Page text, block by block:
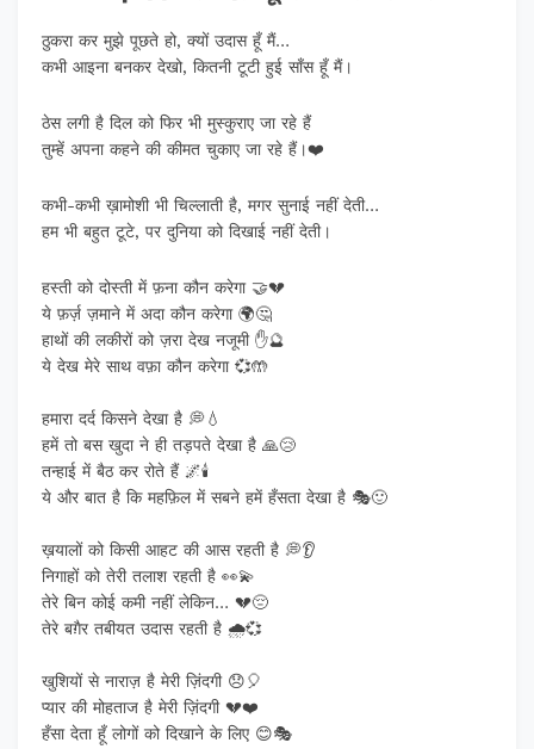
ठुकरा कर मुझे पूछते हो, क्यों उदास हूँ मैं…
कभी आइना बनकर देखो, कितनी टूटी हुई साँस हूँ मैं।
ठेस लगी है दिल को फिर भी मुस्कुराए जा रहे हैं
तुम्हें अपना कहने की कीमत चुकाए जा रहे हैं।❤️
कभी-कभी ख़ामोशी भी चिल्लाती है, मगर सुनाई नहीं देती…
हम भी बहुत टूटे, पर दुनिया को दिखाई नहीं देती।
हस्ती को दोस्ती में फ़ना कौन करेगा 🤝💔
ये फ़र्ज़ ज़माने में अदा कौन करेगा 🌍🤔
हाथों की लकीरों को ज़रा देख नजूमी ✋🔮
ये देख मेरे साथ वफ़ा कौन करेगा 💞🤲
हमारा दर्द किसने देखा है 💭💧
हमें तो बस खुदा ने ही तड़पते देखा है 🙏😢
तन्हाई में बैठ कर रोते हैं 🌌🕯️
ये और बात है कि महफ़िल में सबने हमें हँसता देखा है 🎭🙂
ख़यालों को किसी आहट की आस रहती है 💭👂
निगाहों को तेरी तलाश रहती है 👀💫
तेरे बिन कोई कमी नहीं लेकिन… 💔😔
तेरे बग़ैर तबीयत उदास रहती है 🌧️💞
खुशियों से नाराज़ है मेरी ज़िंदगी 😞🎈
प्यार की मोहताज है मेरी ज़िंदगी 💔❤️
हँसा देता हूँ लोगों को दिखाने के लिए 😊🎭